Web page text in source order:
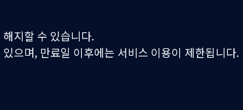
지할 수 있습니다.
으며, 만료일 이후에는 서비스 이용이 제한됩니다.